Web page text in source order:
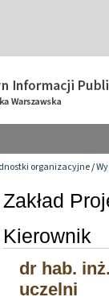
organizacyjne/
Zakład
Kierownik
dr hab.
uczelni